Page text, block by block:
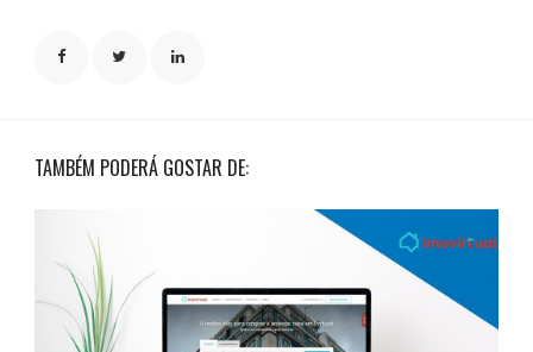
TAMBÉM PODERÁ GOSTAR DE: